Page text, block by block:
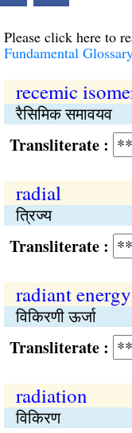
Please click here to
Fundamental
recemic
रैसिमिक समावयव
:
radial
त्रिज्य
:
radiant energy
विकिरणी ऊर्जा
:
radiation
विकिरण